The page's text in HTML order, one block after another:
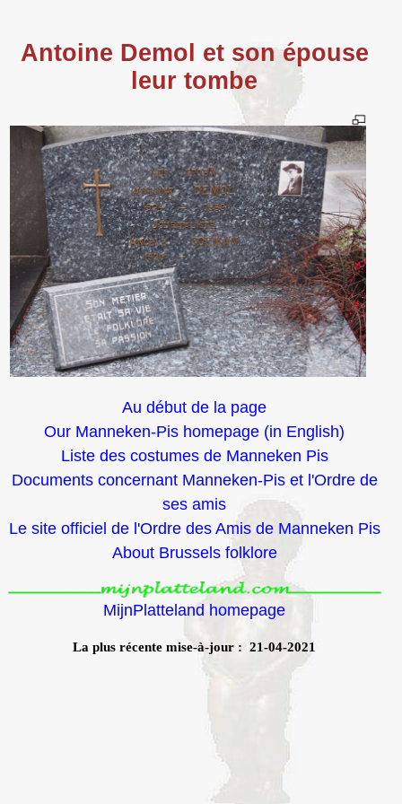
Antoine Demol et son épouse
leur tombe
Au début de la page
Our Manneken-Pis homepage (in English)
Liste des costumes de Manneken Pis
Documents concernant Manneken-Pis et l'Ordre de
ses amis
Le site officiel de l'Ordre des Amis de Manneken Pis
About Brussels folklore
MijnPlatteland homepage
La plus récente mise-à-jour : 21-04-2021